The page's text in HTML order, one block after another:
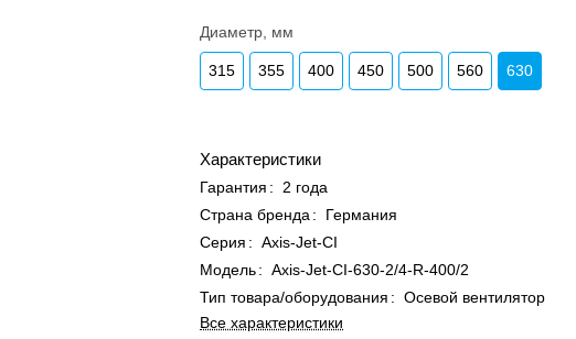
Диаметр, мм
315 355 400 450 500 560 630
Характеристики
Гарантия :
2 года
Страна бренда :
Германия
Серия : Axis-Jet-CI
Модель: Axis-Jet-CI-630-2/4-R-400/2
Тип товара/оборудования : Осевой вентилятор
Все характеристики